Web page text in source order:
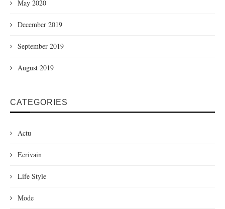
May 2020
December 2019
September 2019
August 2019
CATEGORIES
Actu
Ecrivain
Life Style
Mode